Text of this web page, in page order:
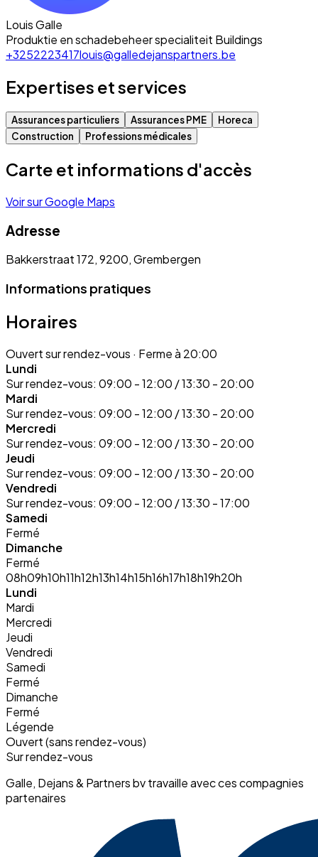
Louis Galle
Produktie en schadebeheer specialiteit Buildings
+3252223417louis@galledejanspartners.be
Expertises et services
Assurances particuliers Assurances PME
Horeca
Construction
Professions médicales
Carte et informations d'accès
Voir sur Google Maps
Adresse
Bakkerstraat 172, 9200, Grembergen
Informations pratiques
Horaires
Ouvert sur rendez-vous · Ferme à 20:00
Lundi
Sur rendez-vous: 09:00 - 12:00 / 13:30 - 20:00
Mardi
Sur rendez-vous: 09:00 - 12:00 / 13:30 - 20:00
Mercredi
Sur rendez-vous: 09:00 - 12:00 / 13:30 - 20:00
Jeudi
Sur rendez-vous: 09:00 - 12:00 / 13:30 - 20:00
Vendredi
Sur rendez-vous: 09:00 - 12:00 / 13:30 - 17:00
Samedi
Fermé
Dimanche
Fermé
08h09h10h11h12h13h14h15h16h17h18h19h20h
Lundi
Mardi
Mercredi
Jeudi
Vendredi
Samedi
Fermé
Dimanche
Fermé
Légende
Ouvert (sans rendez-vous)
Sur rendez-vous
Galle, Dejans & Partners bv travaille avec ces compagnies
partenaires